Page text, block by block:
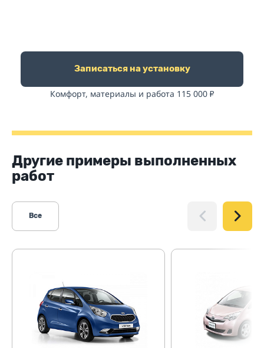
Записаться на установку
Комфорт, материалы и работа 115 000 ₽
Другие примеры выполненных
работ
Все